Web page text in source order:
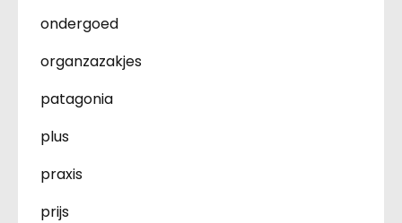
ondergoed
organzazakjes
patagonia
plus
praxis
prijs